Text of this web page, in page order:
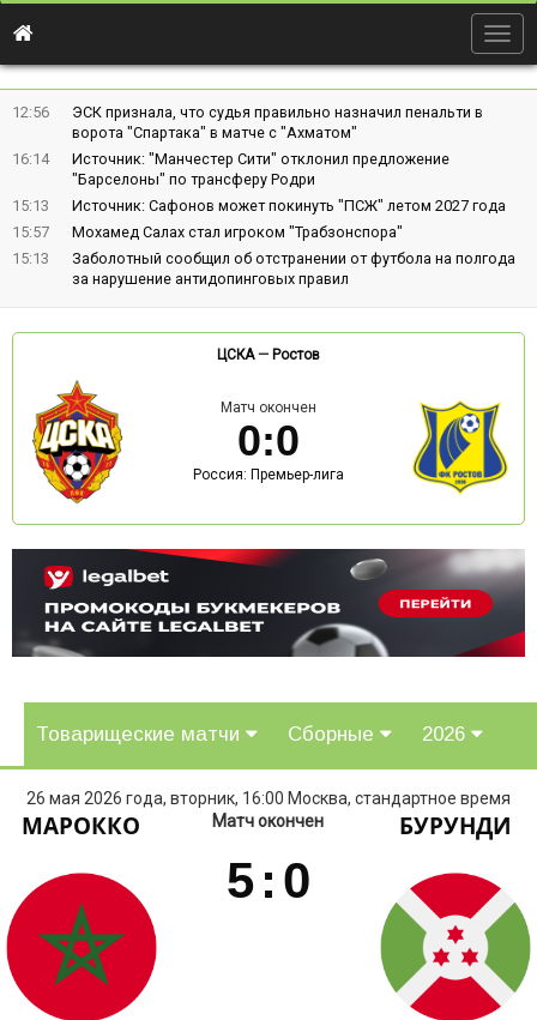
12:56
ЭСК признала, что судья правильно назначил пенальти в
ворота "Спартака" в матче с "Ахматом"
16:14
Источник: "Манчестер Сити" отклонил предложение
"Барселоны" по трансферу Родри
15:13
Источник: Сафонов может покинуть "ПСЖ" летом 2027 года
15:57
Мохамед Салах стал игроком "Трабзонспора"
15:13
Заболотный сообщил об отстранении от футбола на полгода
за нарушение антидопинговых правил
ЦСКА— Ростов
Матч окончен
0:0
Россия: Премьер-лига
Товарищеские матчи Сборные 2026
26 мая 2026 года, вторник, 16:00 Москва, стандартное время
МАРОККО Матч окончен
5: 0
БУРУНДИ